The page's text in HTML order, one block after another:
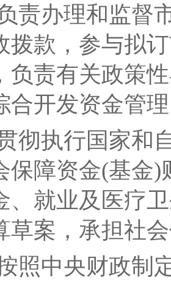
责办理和监督
拨款，参与拟
负责有关政策
合开发资金管
彻执行国家和
保障资金(基金
、就业及医疗
草案，承担社
照中央财政制